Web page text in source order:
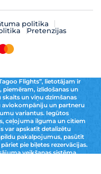
politika
Pretenzijas
Flights”, lietotājam ir
izlidošanas un
skaits un viņu dzimšanas
aviokompāniju un partneru
variantus. Iegūtos
ceļojuma ilguma un citiem
var apskatīt detalizētu
pakalpojumus, pasūtīt
pie biļetes rezervācijas.
veikšanas sistēma